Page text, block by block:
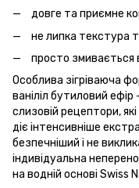
довге та приємне
не липка текстура
просто змивається
Особлива зігріваюча
ваніліл бутиловий
слизовій рецептори,
діє інтенсивніше
безпечніший і не
індивідуальна
на водній основі Swiss